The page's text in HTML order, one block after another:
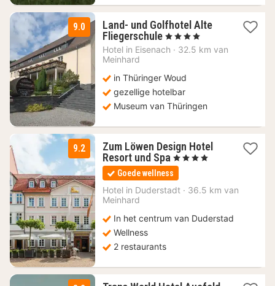
9.0
Land- und Golfhotel Alte
Fliegerschule 1
nacht
€
, 4 Sterren
Hotel in Eisenach · 32.5 km van
Meinhard
in Thüringer Woud
gezellige hotelbar
Museum van Thüringen
9.2
Zum Löwen Design Hotel
Resort und Spa 3
nachten
vanaf
86
, 4 Sterren
Goede wellness
Hotel in Duderstadt · 36.5 km van
Meinhard
In het centrum van Duderstad
Wellness
2 restaurants